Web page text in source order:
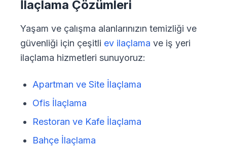
İlaçlama Çözümleri
Yaşam ve çalışma alanlarınızın temizliği ve
güvenliği için çeşitli ev ilaçlama ve iş yeri
ilaçlama hizmetleri sunuyoruz:
Apartman ve Site İlaçlama
Ofis İlaçlama
Restoran ve Kafe İlaçlama
Bahçe İlaçlama